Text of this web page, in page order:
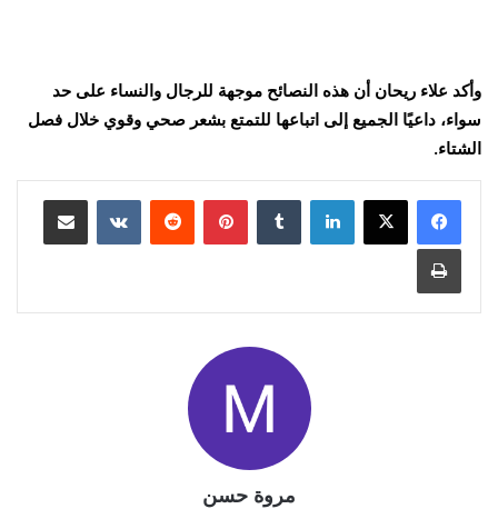
وأكد علاء ريحان أن هذه النصائح موجهة للرجال والنساء على حد
سواء، داعيًا الجميع إلى اتباعها للتمتع بشعر صحي وقوي خلال فصل
الشتاء.
لينكدإن بينتيريست مشاركة عبر البريد
طباعة
مروة حسن